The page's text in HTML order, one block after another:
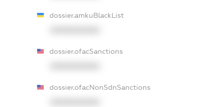
dossier.amkuBlackList
dossier.ofacSanctions
dossier.ofacNonSdnSanctions